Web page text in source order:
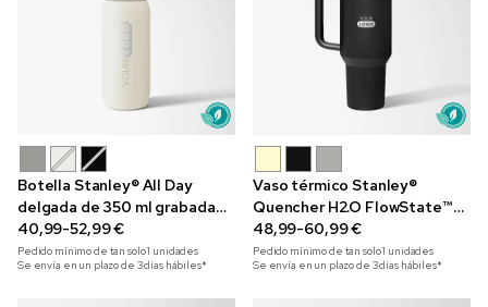
Botella Stanley® All Day
delgada de 350 ml grabada
con láser
40,99-52,99 €
Pedido mínimo de tan solo1 unidades
Se envía en un plazo de 3 días hábiles*
Vaso térmico Stanley®
Quencher H2.O FlowState™
de 1,2 l grabado con láser
48,99-60,99 €
Pedido mínimo de tan solo1 unidades
Se envía en un plazo de 3 días hábiles*